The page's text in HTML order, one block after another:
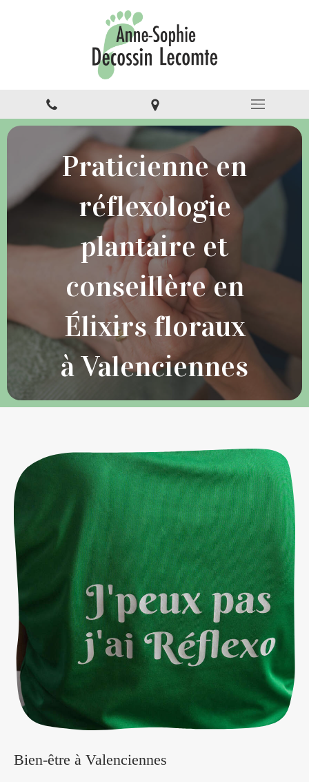
Praticienne en
réflexologie
plantaire et
conseillère en
Élixirs floraux
à Valenciennes
Bien-être à Valenciennes